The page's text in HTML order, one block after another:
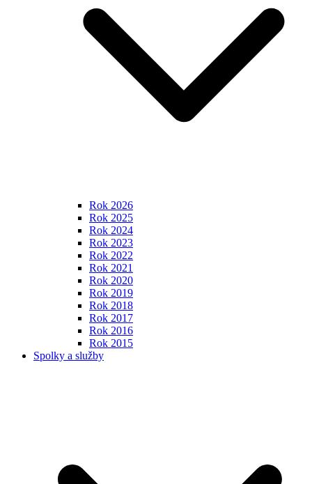
Rok 2026
Rok 2025
Rok 2024
Rok 2023
Rok 2022
Rok 2021
Rok 2020
Rok 2019
Rok 2018
Rok 2017
Rok 2016
Rok 2015
Spolky a služby